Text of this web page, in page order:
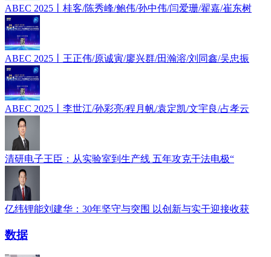
ABEC 2025丨桂客/陈秀峰/鲍伟/孙中伟/闫爱珊/翟嘉/崔东树
ABEC 2025丨王正伟/原诚寅/廖兴群/田瀚溶/刘同鑫/吴忠振
ABEC 2025丨李世江/孙彩亮/程月帆/袁定凯/文宇良/占孝云
清研电子王臣：从实验室到生产线 五年攻克干法电极“
亿纬锂能刘建华：30年坚守与突围 以创新与实干迎接收获
数据